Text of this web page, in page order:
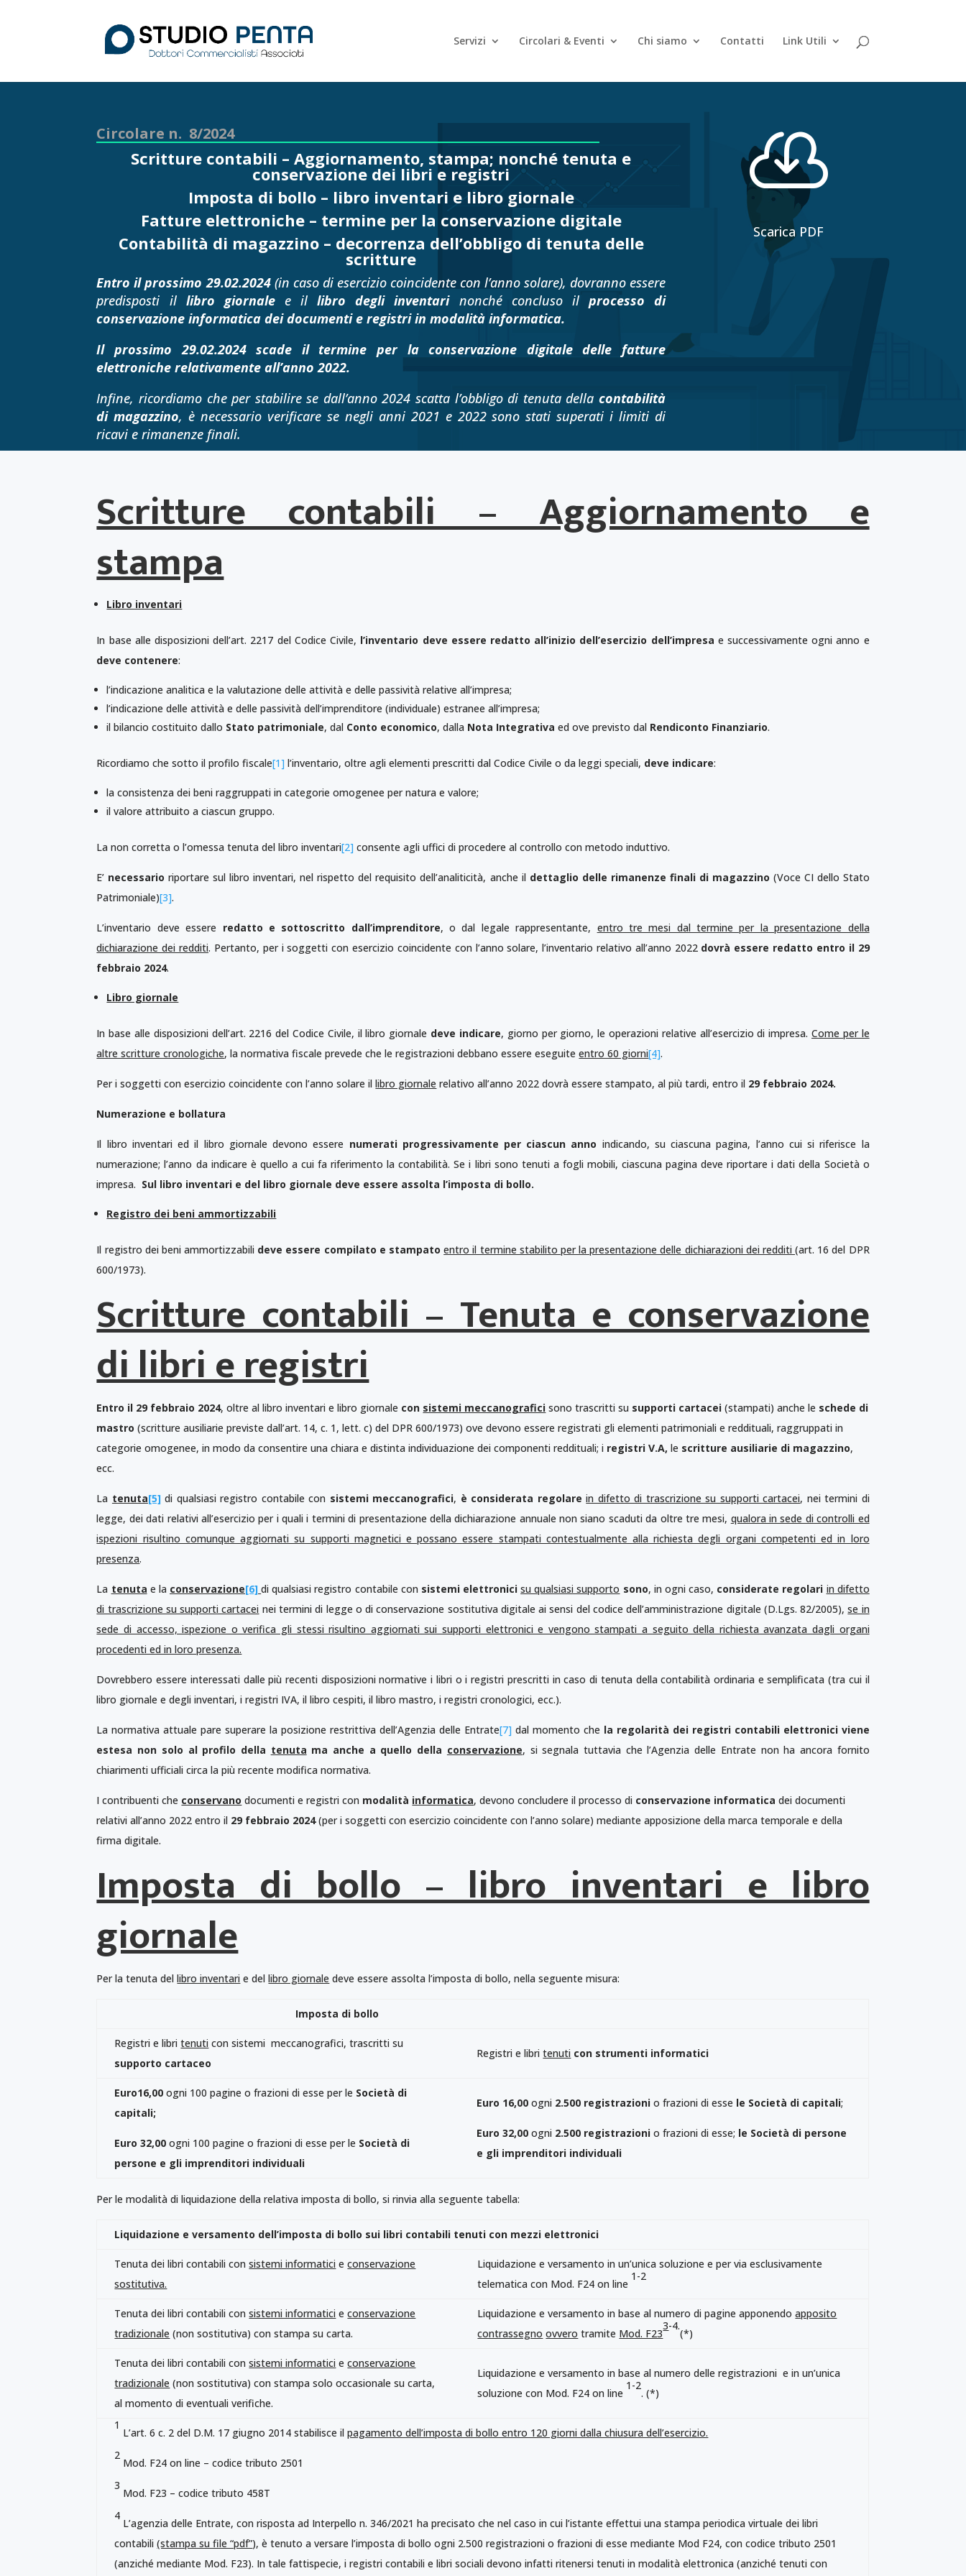
Servizi Circolari & Eventi Chi siamo Contatti Link Utili
Circolare n. 8/2024
Scritture contabili – Aggiornamento, stampa; nonché tenuta e
conservazione dei libri e registri
Imposta di bollo – libro inventari e libro giornale
Fatture elettroniche – termine per la conservazione digitale
Contabilità di magazzino – decorrenza dell’obbligo di tenuta delle
scritture
Entro il prossimo 29.02.2024(in caso di esercizio coincidente con l’anno solare), dovranno essere
predisposti il libro giornalee illibro degli inventarinonché concluso il processo di
conservazione informatica dei documenti e registri in modalità informatica.
Il prossimo 29.02.2024 scade il termine per la conservazione digitale delle fatture
elettroniche relativamente all’anno 2022.
Infine, ricordiamo che per stabilire se dall’anno 2024 scatta l’obbligo di tenuta della contabilità
di magazzino, è necessario verificare se negli anni 2021 e 2022 sono stati superati i limiti di
ricavi e rimanenze finali.

Scarica PDF
Scritture contabili – Aggiornamento e
stampa
Libro inventari
In base alle disposizioni dell’art. 2217 del Codice Civile, l’inventario deve essere redatto all’inizio dell’esercizio dell’impresa e successivamente ogni anno e
deve contenere:
l’indicazione analitica e la valutazione delle attività e delle passività relative all’impresa;
l’indicazione delle attività e delle passività dell’imprenditore (individuale) estranee all’impresa;
il bilancio costituito dallo Stato patrimoniale, dal Conto economico, dalla Nota Integrativaed ove previsto dal Rendiconto Finanziario.
Ricordiamo che sotto il profilo fiscale[1] l’inventario, oltre agli elementi prescritti dal Codice Civile o da leggi speciali, deve indicare:
la consistenza dei beni raggruppati in categorie omogenee per natura e valore;
il valore attribuito a ciascun gruppo.
La non corretta o l’omessa tenuta del libro inventari[2] consente agli uffici di procedere al controllo con metodo induttivo.
E’ necessario riportare sul libro inventari, nel rispetto del requisito dell’analiticità, anche il dettaglio delle rimanenze finali di magazzino (Voce CI dello Stato
Patrimoniale)[3].
L’inventario deve essere redatto e sottoscritto dall’imprenditore, o dal legale rappresentante, entro tre mesi dal termine per la presentazione della
dichiarazione dei redditi. Pertanto, per i soggetti con esercizio coincidente con l’anno solare, l’inventario relativo all’anno 2022 dovrà essere redatto entro il 29
febbraio 2024.
Libro giornale
In base alle disposizioni dell’art. 2216 del Codice Civile, il libro giornale deve indicare, giorno per giorno, le operazioni relative all’esercizio di impresa. Come per le
altre scritture cronologiche, la normativa fiscale prevede che le registrazioni debbano essere eseguiteentro 60 giorni[4].
Per i soggetti con esercizio coincidente con l’anno solare illibro giornale relativo all’anno 2022 dovrà essere stampato, al più tardi, entro il 29 febbraio 2024.
Numerazione e bollatura
Il libro inventari ed il libro giornale devono essere numerati progressivamente per ciascun anno indicando, su ciascuna pagina, l’anno cui si riferisce la
numerazione; l’anno da indicare è quello a cui fa riferimento la contabilità. Se i libri sono tenuti a fogli mobili, ciascuna pagina deve riportare i dati della Società o
impresa. Sul libro inventari e del libro giornale deve essere assolta l’imposta di bollo.
Registro dei beni ammortizzabili
Il registro dei beni ammortizzabili deve essere compilato e stampato entro il termine stabilito per la presentazione delle dichiarazioni dei redditi(art. 16 del DPR
600/1973).
Scritture contabili – Tenuta e conservazione
di libri e registri
Entro il 29 febbraio 2024, oltre al libro inventari e libro giornale con sistemi meccanografici sono trascritti su supporti cartacei (stampati) anche le schede di
mastro (scritture ausiliarie previste dall’art. 14, c. 1, lett. c) del DPR 600/1973) ove devono essere registrati gli elementi patrimoniali e reddituali, raggruppati in
categorie omogenee, in modo da consentire una chiara e distinta individuazione dei componenti reddituali; i registri V.A, le scritture ausiliarie di magazzino,
ecc.
La tenuta[5]di qualsiasi registro contabile con sistemi meccanografici, è considerata regolare in difetto di trascrizione su supporti cartacei, nei termini di
legge, dei dati relativi all’esercizio per i quali i termini di presentazione della dichiarazione annuale non siano scaduti da oltre tre mesi, qualora in sede di controlli ed
ispezioni risultino comunque aggiornati su supporti magnetici e possano essere stampati contestualmente alla richiesta degli organi competenti ed in loro
presenza.
La tenuta e la conservazione[6] di qualsiasi registro contabile con sistemi elettronici su qualsiasi supporto sono, in ogni caso, considerate regolari in difetto
di trascrizione su supporti cartacei nei termini di legge o di conservazione sostitutiva digitale ai sensi del codice dell’amministrazione digitale (D.Lgs. 82/2005),se in
sede di accesso, ispezione o verifica gli stessi risultino aggiornati sui supporti elettronici e vengono stampati a seguito della richiesta avanzata dagli organi
procedenti ed in loro presenza.
Dovrebbero essere interessati dalle più recenti disposizioni normative i libri o i registri prescritti in caso di tenuta della contabilità ordinaria e semplificata (tra cui il
libro giornale e degli inventari, i registri IVA, il libro cespiti, il libro mastro, i registri cronologici, ecc.).
La normativa attuale pare superare la posizione restrittiva dell’Agenzia delle Entrate[7] dal momento che la regolarità dei registri contabili elettronici viene
estesa non solo al profilo della tenuta ma anche a quello della conservazione, si segnala tuttavia che l’Agenzia delle Entrate non ha ancora fornito
chiarimenti ufficiali circa la più recente modifica normativa.
I contribuenti che conservano documenti e registri con modalità informatica, devono concludere il processo di conservazione informatica dei documenti
relativi all’anno 2022 entro il 29 febbraio 2024(per i soggetti con esercizio coincidente con l’anno solare) mediante apposizione della marca temporale e della
firma digitale.
Imposta di bollo – libro inventari e libro
giornale
Per la tenuta dellibro inventari e dellibro giornale deve essere assolta l’imposta di bollo, nella seguente misura:
Imposta di bollo
Registri e libritenuti con sistemi meccanografici, trascritti su
supporto cartaceo
Registri e libritenuti con strumenti informatici
Euro16,00 ogni 100 pagine o frazioni di esse per le Società di
capitali;
Euro 32,00ogni 100 pagine o frazioni di esse per le Società di
persone e gli imprenditori individuali
Euro 16,00ogni 2.500 registrazionio frazioni di esse le Società di capitali;
Euro 32,00 ogni 2.500 registrazionio frazioni di esse; le Società di persone
e gli imprenditori individuali
Per le modalità di liquidazione della relativa imposta di bollo, si rinvia alla seguente tabella:
Liquidazione e versamento dell’imposta di bollo sui libri contabili tenuti con mezzi elettronici
Tenuta dei libri contabili consistemi informatici econservazione
sostitutiva.
Liquidazione e versamento in un’unica soluzione e per via esclusivamente
telematica con Mod. F24 on line
1-2
Tenuta dei libri contabili consistemi informatici econservazione
tradizionale (non sostitutiva) con stampa su carta.
Liquidazione e versamento in base al numero di pagine apponendoapposito
contrassegno ovvero tramite Mod. F23
3-4.
(*)
Tenuta dei libri contabili consistemi informatici econservazione
tradizionale (non sostitutiva) con stampa solo occasionale su carta,
al momento di eventuali verifiche.
Liquidazione e versamento in base al numero delle registrazioni e in un’unica
soluzione con Mod. F24 on line
1-2
. (*)
1
L’art. 6 c. 2 del D.M. 17 giugno 2014 stabilisce ilpagamento dell’imposta di bollo entro 120 giorni dalla chiusura dell’esercizio.
2
Mod. F24 on line – codice tributo 2501
3
Mod. F23 – codice tributo 458T
4
L’agenzia delle Entrate, con risposta ad Interpello n. 346/2021 ha precisato che nel caso in cui l’istante effettui una stampa periodica virtuale dei libri
contabili(stampa su file “pdf”), è tenuto a versare l’imposta di bollo ogni 2.500 registrazioni o frazioni di esse mediante Mod F24, con codice tributo 2501
(anziché mediante Mod. F23). In tale fattispecie, i registri contabili e libri sociali devono infatti ritenersi tenuti in modalità elettronica (anziché tenuti con